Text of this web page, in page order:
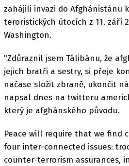
zahájili invazi do Afghánistánu
teroristických útocích z 11. září
Washington.
"Zdůraznil jsem Tálibánu, že
jejich bratři a sestry, si přeje
načase složit zbraně, ukončit
napsal dnes na twitteru
který je afghánského původu.
Peace will require that we find
four inter-connected issues:
counter-terrorism assurances,